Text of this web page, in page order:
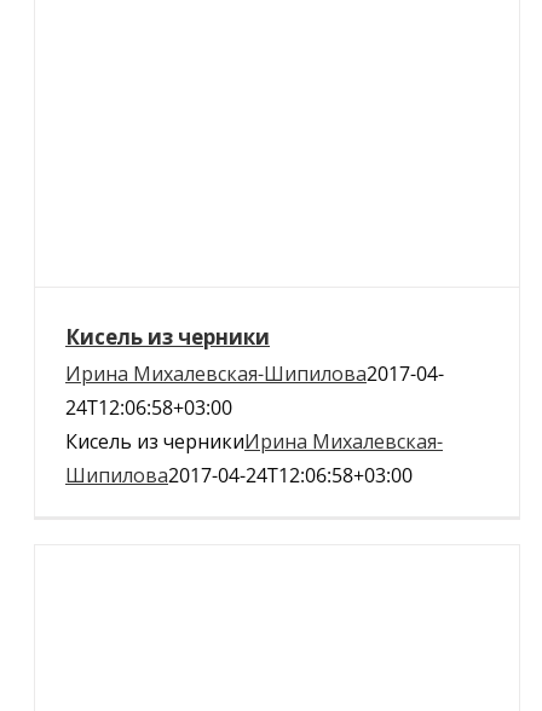
Кисель из черники
Ирина Михалевская-Шипилова2017-04-
24T12:06:58+03:00
Кисель из черникиИрина Михалевская-
Шипилова2017-04-24T12:06:58+03:00